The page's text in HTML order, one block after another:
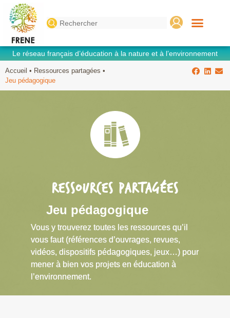
Search
for:
Le réseau français d’éducation à la nature et à l’environnement
Accueil • Ressources partagées •
Jeu pédagogique
RESSOURCES PARTAGÉES
Jeu pédagogique
Vous y trouverez toutes les ressources qu’il
vous faut (références d’ouvrages, revues,
vidéos, dispositifs pédagogiques, jeux…) pour
mener à bien vos projets en éducation à
l’environnement.